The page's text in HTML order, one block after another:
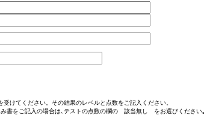
けてください。その結果のレベルと点数をご記入ください。
み書をご記入の場合は､テストの点数の欄の 該当無し をお選びください｡